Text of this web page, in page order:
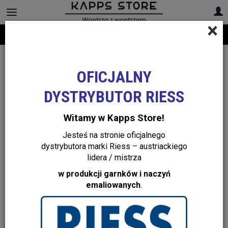
+48 22 299 19 84
×
OFICJALNY
DYSTRYBUTOR RIESS
Witamy w Kapps Store!
Jesteś na stronie oficjalnego
dystrybutora marki Riess – austriackiego
lidera / mistrza
w produkcji garnków i naczyń
emaliowanych.